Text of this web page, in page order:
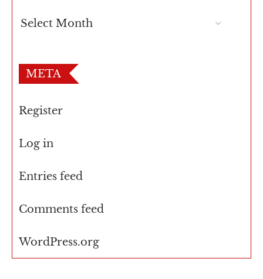
META
Register
Log in
Entries feed
Comments feed
WordPress.org